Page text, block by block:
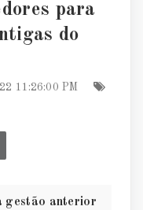
para
do
11:26:00 PM
gestão anterior